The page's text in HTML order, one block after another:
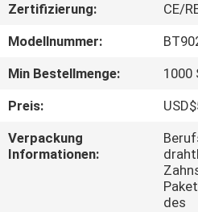
FABRIK-
AUSFLUG
TRETEN
Zertifizierung:
CE/
Modellnummer:
Min Bestellmenge:
1000
Preis:
Verpackung
Informationen:
des